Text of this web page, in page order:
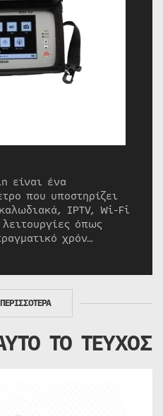
είναι ένα
που υποστηρίζει
IPTV, Wi-Fi
όπως
χρόν…
ΤΟ ΤΕΥΧΟΣ